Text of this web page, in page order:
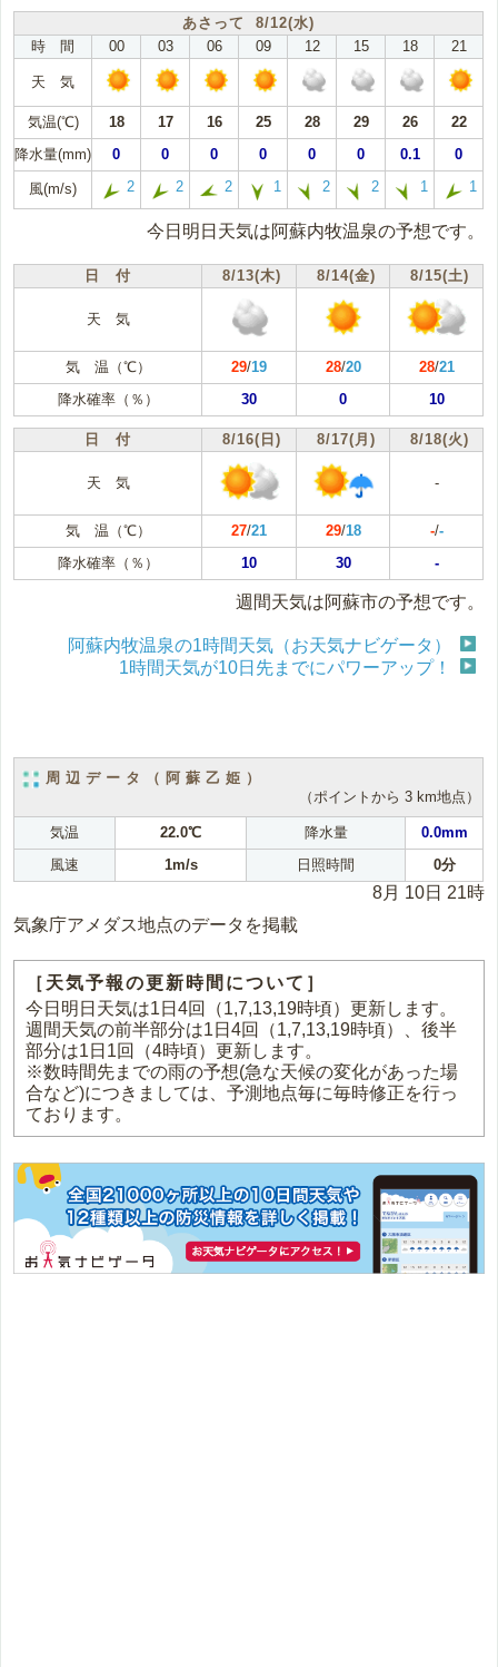
あさって 8/12(水)
時 間
00 03 06 09 12 15 18 21
天 気
気温(℃) 18 17 16 25 28 29 26
22
降水量(mm)
0 0 0 0 0 0 0.1 0
風(m/s) 2 2 2 1 2 2 1 1
今日明日天気は阿蘇内牧温泉の予想です。
日 付 8/13(木) 8/14(金) 8/15(土)
天 気
気 温（℃） 29/19 28/20 28/21
降水確率（％）
30 0 10
日 付 8/16(日) 8/17(月) 8/18(火)
天 気 -
気 温（℃） 27/21 29/18 -/-
降水確率（％）
10 30 -
週間天気は阿蘇市の予想です。
阿蘇内牧温泉の1時間天気（お天気ナビゲータ）
1時間天気が10日先までにパワーアップ！
周辺データ（阿蘇乙姫）
（ポイントから 3 km地点）
気温 22.0℃ 降水量
0.0mm
風速
1m/s 日照時間 0分
8月 10日 21時
気象庁アメダス地点のデータを掲載
［天気予報の更新時間について］
今日明日天気は1日4回（1,7,13,19時頃）更新します。
週間天気の前半部分は1日4回（1,7,13,19時頃）、後半
部分は1日1回（4時頃）更新します。
※数時間先までの雨の予想(急な天候の変化があった場
合など)につきましては、予測地点毎に毎時修正を行っ
ております。